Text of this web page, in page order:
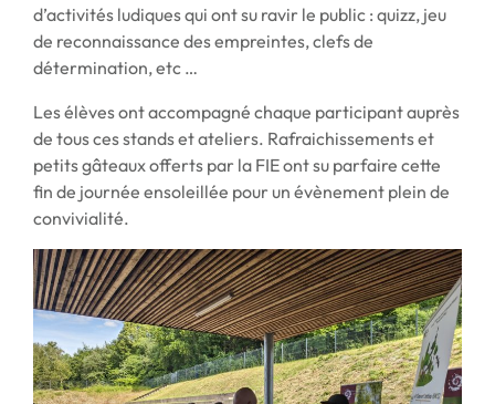
d’activités ludiques qui ont su ravir le public : quizz, jeu
de reconnaissance des empreintes, clefs de
détermination, etc …
Les élèves ont accompagné chaque participant auprès
de tous ces stands et ateliers. Rafraichissements et
petits gâteaux offerts par la FIE ont su parfaire cette
fin de journée ensoleillée pour un évènement plein de
convivialité.